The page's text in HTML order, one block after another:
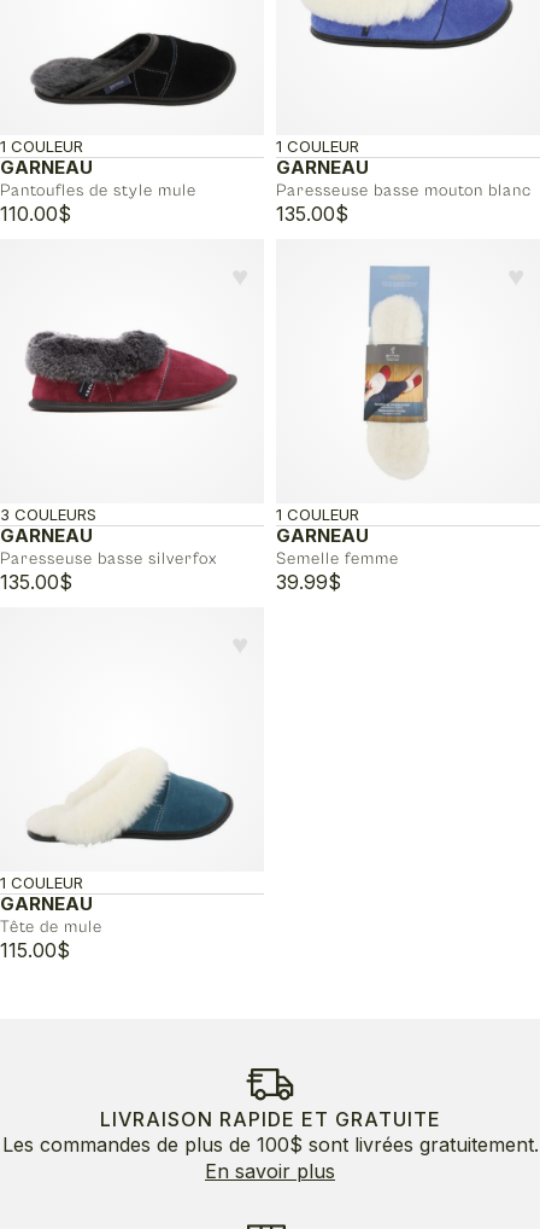
GARNEAU
Pantoufles de style mule
1 COULEUR
110.00$
GARNEAU
Paresseuse basse mouton blanc
1 COULEUR
135.00$
♥︎
GARNEAU
Paresseuse basse silverfox
3 COULEURS
135.00$
♥︎
GARNEAU
Semelle femme
1 COULEUR
39.99$
♥︎
GARNEAU
Tête de mule
1 COULEUR
115.00$
LIVRAISON RAPIDE ET GRATUITE
Les commandes de plus de 100$ sont livrées gratuitement.
En savoir plus